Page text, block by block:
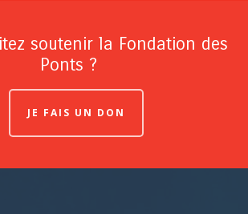
soutenir la Fondation des
Ponts ?
JE FAIS UN DON